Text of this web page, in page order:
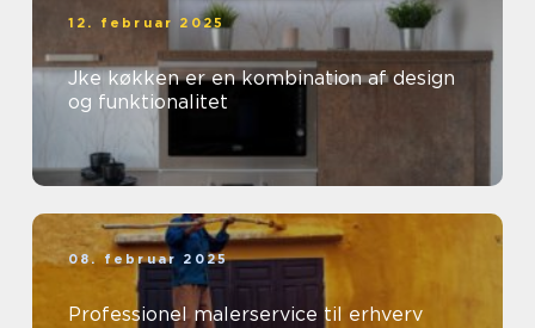
12. februar 2025
Jke køkken er en kombination af design
og funktionalitet
08. februar 2025
Professionel malerservice til erhverv